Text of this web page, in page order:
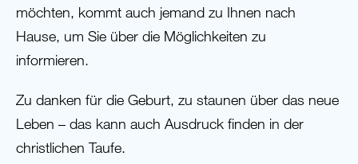
möchten, kommt auch jemand zu Ihnen nach
Hause, um Sie über die Möglichkeiten zu
informieren.
Zu danken für die Geburt, zu staunen über das neue
Leben – das kann auch Ausdruck finden in der
christlichen Taufe.